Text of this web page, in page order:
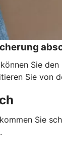
Sie
Sie von
Sie